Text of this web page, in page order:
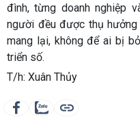
đình, từng doanh nghiệp
người đều được thụ
mang lại, không để ai bị
triển số.
T/h: Xuân Thủy